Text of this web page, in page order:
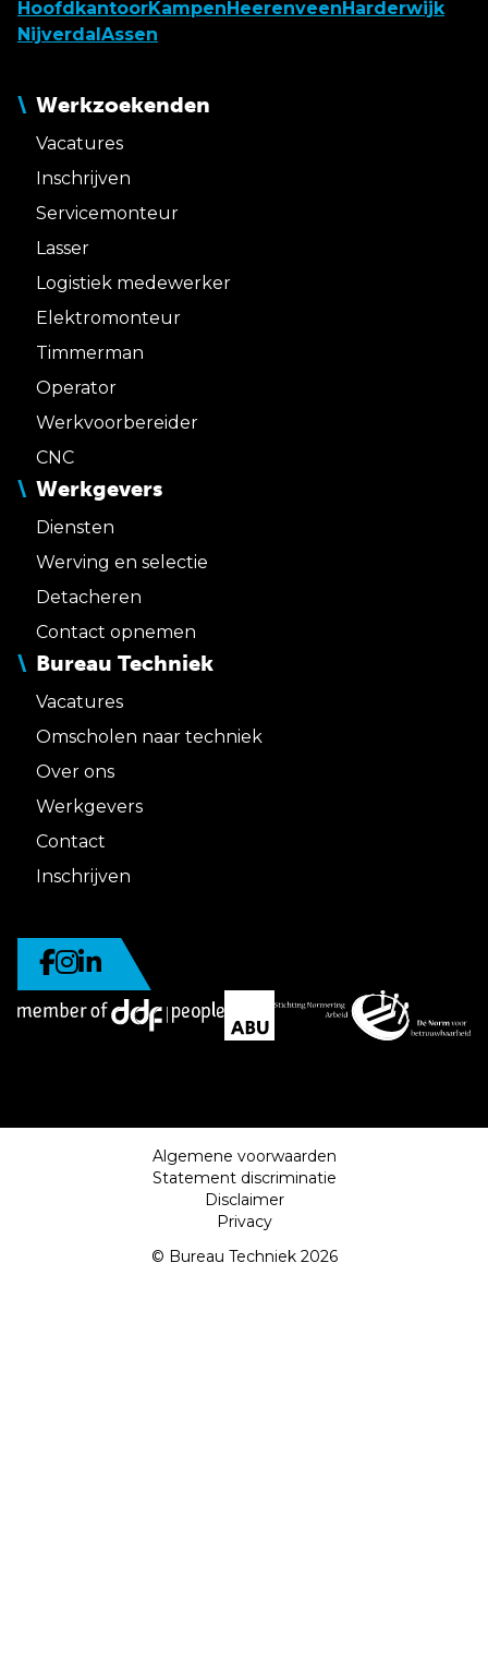
HoofdkantoorKampen Heerenveen Harderwijk
Nijverdal Assen
Werkzoekenden
Vacatures
Inschrijven
Servicemonteur
Lasser
Logistiek medewerker
Elektromonteur
Timmerman
Operator
Werkvoorbereider
CNC
Werkgevers
Diensten
Werving en selectie
Detacheren
Contact opnemen
Bureau Techniek
Vacatures
Omscholen naar techniek
Over ons
Werkgevers
Contact
Inschrijven
Algemene voorwaarden
Statement discriminatie
Disclaimer
Privacy
© Bureau Techniek 2026